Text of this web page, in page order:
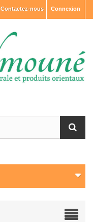
Connexion
Contactez-nous